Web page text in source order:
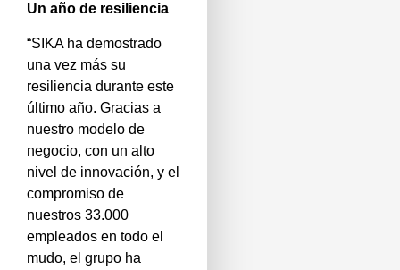
Un año de resiliencia
“SIKA ha demostrado
una vez más su
resiliencia durante este
último año. Gracias a
nuestro modelo de
negocio, con un alto
nivel de innovación, y el
compromiso de
nuestros 33.000
empleados en todo el
mudo, el grupo ha